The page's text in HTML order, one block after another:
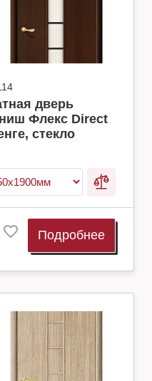
дверь
Флекс Direct
стекло
Подробнее